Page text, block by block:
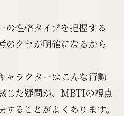
の性格タイプを把握する
のクセが明確になるから
ャラクターはこんな行動
じた疑問が、MBTIの視点
ることがよくあります。